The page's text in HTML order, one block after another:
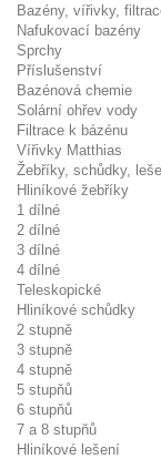
Bazény, vířivky,
Nafukovací bazény
Sprchy
Příslušenství
Bazénová chemie
Solární ohřev vody
Filtrace k bázénu
Vířivky Matthias
Žebříky, schůdky,
Hliníkové žebříky
1 dílné
2 dílné
3 dílné
4 dílné
Teleskopické
Hliníkové schůdky
2 stupně
3 stupně
4 stupně
5 stupňů
6 stupňů
7 a 8 stupňů
Hliníkové lešení